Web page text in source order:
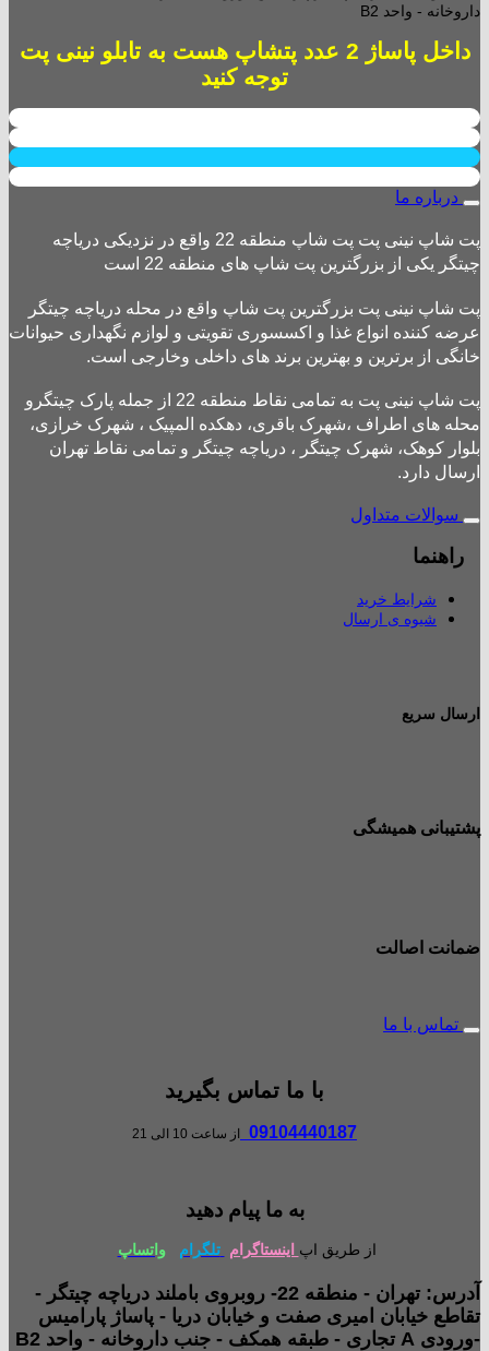
داروخانه - واحد B2
داخل پاساژ 2 عدد پتشاپ هست به تابلو نینی پت
توجه کنید
درباره ما
پت شاپ نینی پت پت شاپ منطقه 22 واقع در نزدیکی دریاچه
چیتگر یکی از بزرگترین پت شاپ های منطقه 22 است
پت شاپ نینی پت بزرگترین پت شاپ واقع در محله دریاچه چیتگر
عرضه کننده انواع غذا و اکسسوری تقویتی و لوازم نگهداری حیوانات
خانگی از برترین و بهترین برند های داخلی وخارجی است.
پت شاپ نینی پت به تمامی نقاط منطقه 22 از جمله پارک چیتگرو
محله های اطراف ،شهرک باقری، دهکده المپیک ، شهرک خرازی،
بلوار کوهک، شهرک چیتگر ، دریاچه چیتگر و تمامی نقاط تهران
ارسال دارد.
سوالات متداول
راهنما
شرایط خرید
شیوه ی ارسال
ارسال سریع
پشتیبانی همیشگی
ضمانت اصالت
تماس با ما
با ما تماس بگیرید
09104440187 از ساعت 10 الی 21
به ما پیام دهید
از طریق اپ اینستاگرام تلگرام واتساپ
آدرس: تهران - منطقه 22- روبروی باملند دریاچه چیتگر -
تقاطع خیابان امیری صفت و خیابان دریا - پاساژ پارامیس
-ورودی A تجاری - طبقه همکف - جنب داروخانه - واحد B2